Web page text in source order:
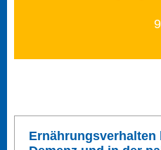
9
Ernährungsverhalten